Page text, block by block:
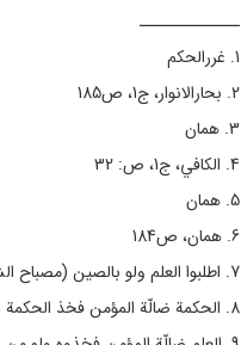
ــــــــــــــ
1. غررالحكم
2. بحارالانوار، ج‏1، ص‏185
3. همان
4. الكافي، ج‏1، ص: 32
5. همان
6. همان، ص‏184
7. اطلبوا العلم ولو بالصين (مصباح الشريعه)
8. الحکمة ضالّة المؤمن فخذ الحکمة ولو من أهل النفاق (نهج البلاغة/حکمت 80)